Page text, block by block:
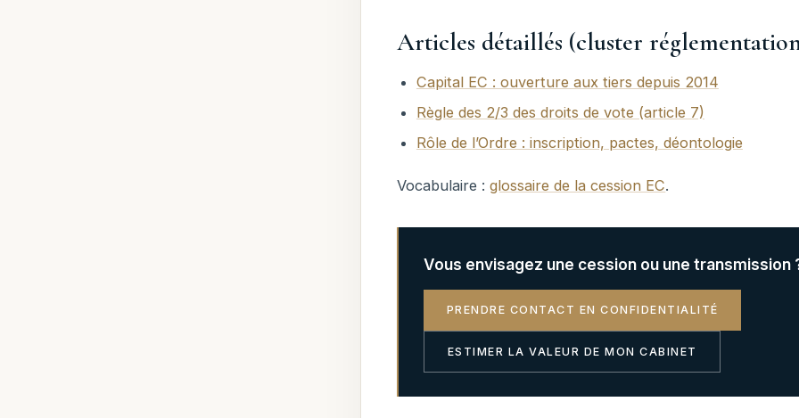
Articles détaillés (cluster
Capital EC : ouverture aux tiers depuis 2014
Règle des 2/3 des droits de vote (article 7)
Rôle de l’Ordre : inscription, pactes, déontologie
Vocabulaire :glossaire de la cession EC.
Vous envisagez une cession ou une transmission
PRENDRE CONTACT EN CONFIDENTIALITÉ
ESTIMER LA VALEUR DE MON CABINET